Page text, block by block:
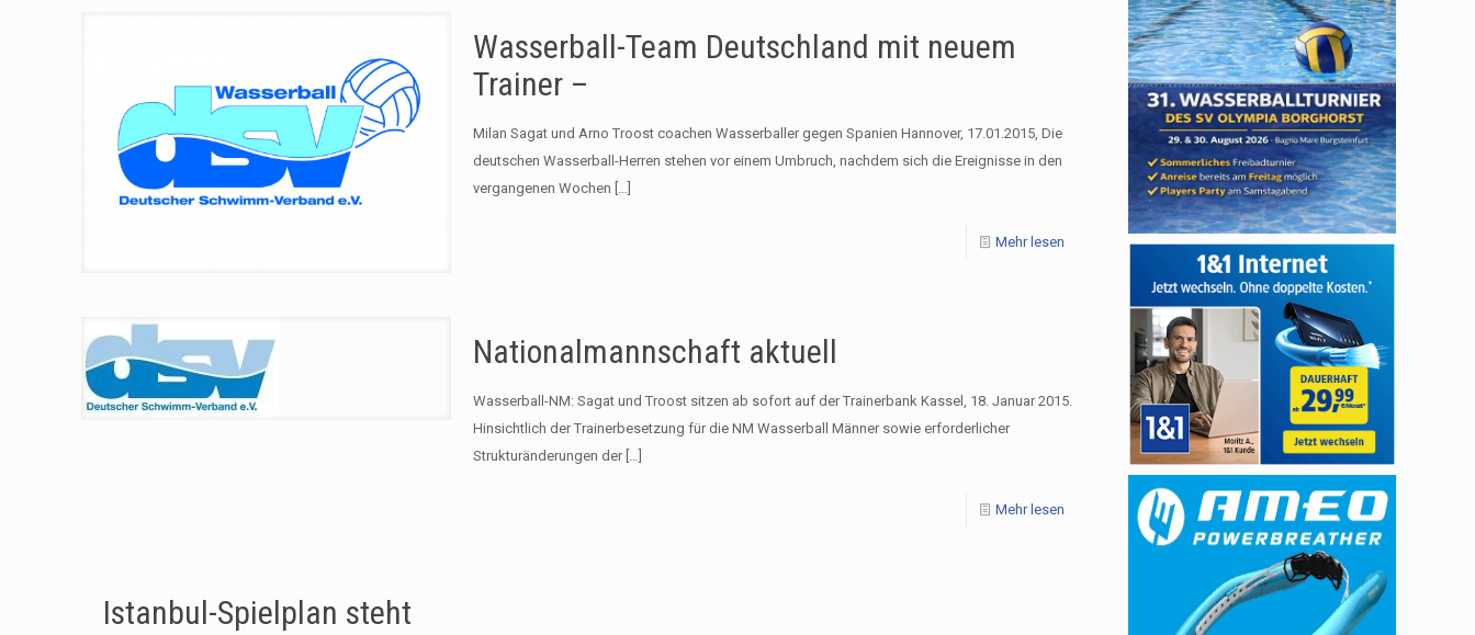
Wasserball-Team Deutschland mit neuem
Trainer –
Milan Sagat und Arno Troost coachen Wasserballer gegen Spanien Hannover, 17.01.2015, Die
deutschen Wasserball-Herren stehen vor einem Umbruch, nachdem sich die Ereignisse in den
vergangenen Wochen […]
Mehr lesen
Nationalmannschaft aktuell
Wasserball-NM: Sagat und Troost sitzen ab sofort auf der Trainerbank Kassel, 18. Januar 2015.
Hinsichtlich der Trainerbesetzung für die NM Wasserball Männer sowie erforderlicher
Strukturänderungen der[…]
Mehr lesen
Istanbul-Spielplan steht